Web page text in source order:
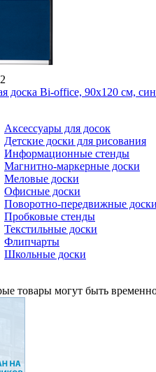
доска Bi-office, 90x120 см,
Аксессуары для досок
Детские доски для рисования
Информационные стенды
Магнитно-маркерные доски
Меловые доски
Офисные доски
Поворотно-передвижные доски
Пробковые стенды
Текстильные доски
Флипчарты
Школьные доски
товары могут быть